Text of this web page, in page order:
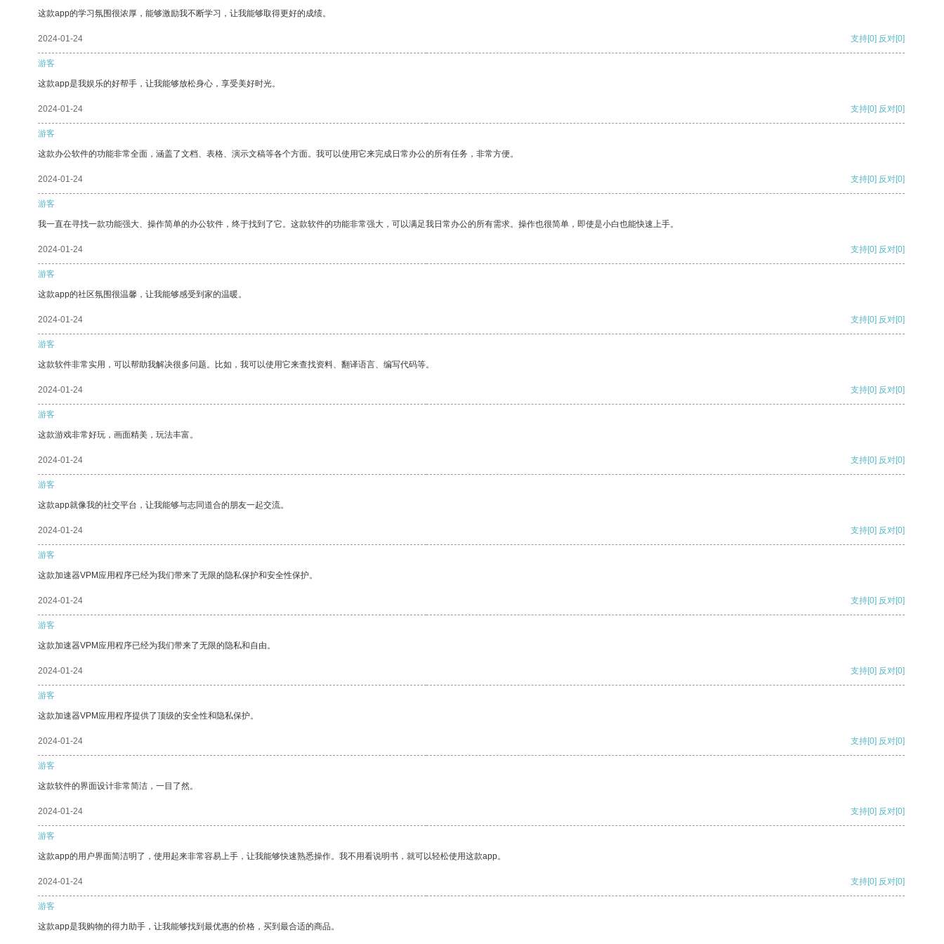
这款app的学习氛围很浓厚，能够激励我不断学习，让我能够取得更好的成绩。
2024-01-24 支持[0] 反对[0]
游客
这款app是我娱乐的好帮手，让我能够放松身心，享受美好时光。
2024-01-24 支持[0] 反对[0]
游客
这款办公软件的功能非常全面，涵盖了文档、表格、演示文稿等各个方面。我可以使用它来完成日常办公的所有任务，非常方便。
2024-01-24 支持[0] 反对[0]
游客
我一直在寻找一款功能强大、操作简单的办公软件，终于找到了它。这款软件的功能非常强大，可以满足我日常办公的所有需求。操作也很简单，即使是小白也能快速上手。
2024-01-24 支持[0] 反对[0]
游客
这款app的社区氛围很温馨，让我能够感受到家的温暖。
2024-01-24 支持[0] 反对[0]
游客
这款软件非常实用，可以帮助我解决很多问题。比如，我可以使用它来查找资料、翻译语言、编写代码等。
2024-01-24 支持[0] 反对[0]
游客
这款游戏非常好玩，画面精美，玩法丰富。
2024-01-24 支持[0] 反对[0]
游客
这款app就像我的社交平台，让我能够与志同道合的朋友一起交流。
2024-01-24 支持[0] 反对[0]
游客
这款加速器VPM应用程序已经为我们带来了无限的隐私保护和安全性保护。
2024-01-24 支持[0] 反对[0]
游客
这款加速器VPM应用程序已经为我们带来了无限的隐私和自由。
2024-01-24 支持[0] 反对[0]
游客
这款加速器VPM应用程序提供了顶级的安全性和隐私保护。
2024-01-24 支持[0] 反对[0]
游客
这款软件的界面设计非常简洁，一目了然。
2024-01-24 支持[0] 反对[0]
游客
这款app的用户界面简洁明了，使用起来非常容易上手，让我能够快速熟悉操作。我不用看说明书，就可以轻松使用这款app。
2024-01-24 支持[0] 反对[0]
游客
这款app是我购物的得力助手，让我能够找到最优惠的价格，买到最合适的商品。